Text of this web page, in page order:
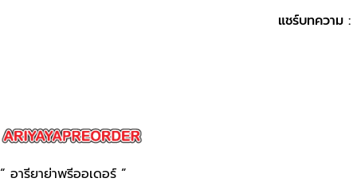
แชร์บทความ :
“ อารียาย่าพรีออเดอร์ ”